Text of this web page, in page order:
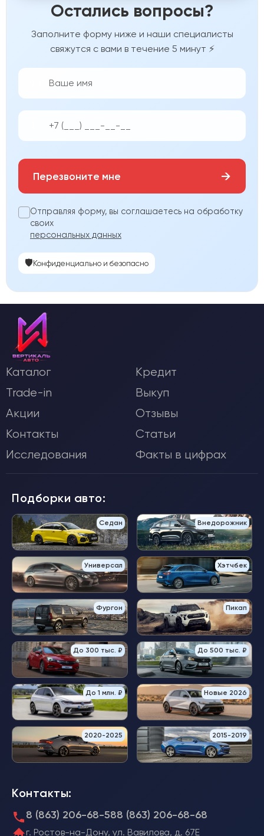
Остались вопросы?
Заполните форму ниже и наши специалисты
свяжутся с вами в течение 5 минут ⚡
Перезвоните мне →
Отправляя форму, вы соглашаетесь на обработку
своих
персональных данных
🛡️Конфиденциально и безопасно
Каталог
Кредит
Trade-in
Выкуп
Акции
Отзывы
Контакты
Статьи
Исследования
Факты в цифрах
Подборки авто:
Седан Внедорожник
Универсал Хэтчбек
Фургон Пикап
До 300 тыс. ₽ До 500 тыс. ₽
До 1 млн. ₽ Новые 2026
2020-2025 2015-2019
Контакты:
8 (863) 206-68-588 (863) 206-68-68
г. Ростов-на-Дону, ул. Вавилова, д. 67Е